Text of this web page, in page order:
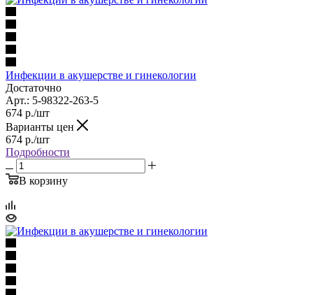
Инфекции в акушерстве и гинекологии
Достаточно
Арт.: 5-98322-263-5
674 р./шт
Варианты цен
674 р./шт
Подробности
В корзину